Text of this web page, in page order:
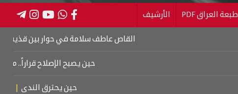
طبعة العراق PDF الأرشيف
القاص عاطف سلامة في حوار بين قذيفتين |
حين يصبح الإصلاح قراراً.. من
حين يحترق الندى | تشييع